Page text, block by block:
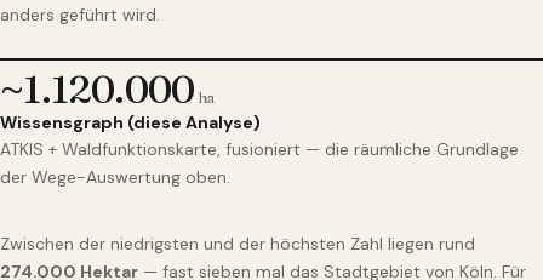
anders geführt wird.
~1.120.000 ha
Wissensgraph (diese Analyse)
ATKIS + Waldfunktionskarte, fusioniert — die räumliche Grundlage
der Wege-Auswertung oben.
Zwischen der niedrigsten und der höchsten Zahl liegen rund
274.000 Hektar — fast sieben mal das Stadtgebiet von Köln. Für